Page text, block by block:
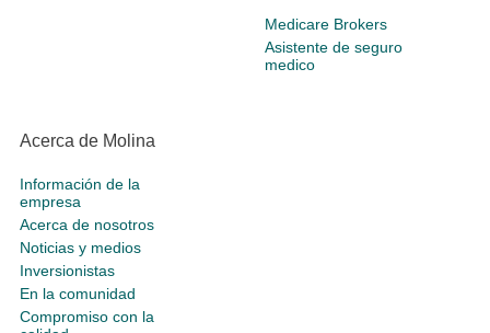
Medicare Brokers
Asistente de seguro
medico
Acerca de Molina
Información de la
empresa
Acerca de nosotros
Noticias y medios
Inversionistas
En la comunidad
Compromiso con la